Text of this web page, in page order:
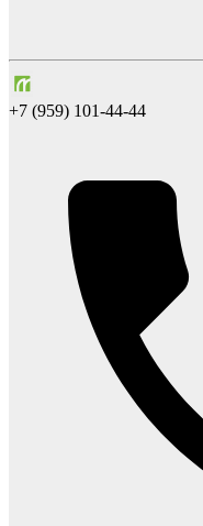
+7 (959) 101-44-44